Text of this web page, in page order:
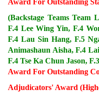
(Backstage Teams Team
F.4 Lee Wing Yin, F.4
F.4 Lau Sin Hang, F.5
Animashaun Aisha, F.4
F.4 Tse Ka Chun Jason,
Award For Outstanding
Adjudicators' Award